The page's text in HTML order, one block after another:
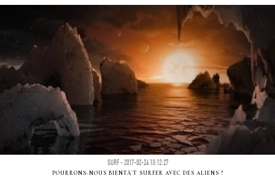
SURF - 2017-02-24 13:12:27
POURRONS-NOUS BIENTÃ´T SURFER AVEC DES ALIENS ?